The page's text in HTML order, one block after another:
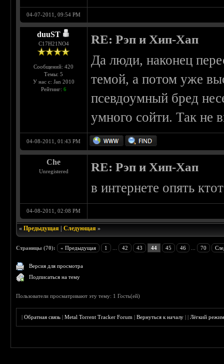
04-07-2011, 09:54 PM
duuST
С17H21NO4
Сообщений: 420
Темы: 5
У нас с: Jan 2010
Рейтинг: 6
RE: Рэп и Хип-Хап
Да люди, наконец
темой, а потом уже
псевдоумный бред
умного сойти. Так не
04-08-2011, 01:43 PM
Che
Unregistered RE: Рэп и Хип-Хап
в интернете опять
04-08-2011, 02:08 PM
«Предыдущая |Следующая »
Страницы (70): « Предыдущая 1 42 43 44 45 46 70
Версия для просмотра
Подписаться на тему
Пользователи просматривают эту тему: 1 Гость(ей)
|Обратная связь |Metal Torrent Tracker Forum |Вернуться к началу ||Лёгкий